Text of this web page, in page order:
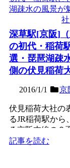
深草駅[京阪]
の初代・稲荷
選・琵琶湖疎
側の伏見稲荷
2016/1/1 京
伏見稲荷大社の
るJR稲荷駅から
る京阪本線の２
治43年）京阪本...
記事を読む